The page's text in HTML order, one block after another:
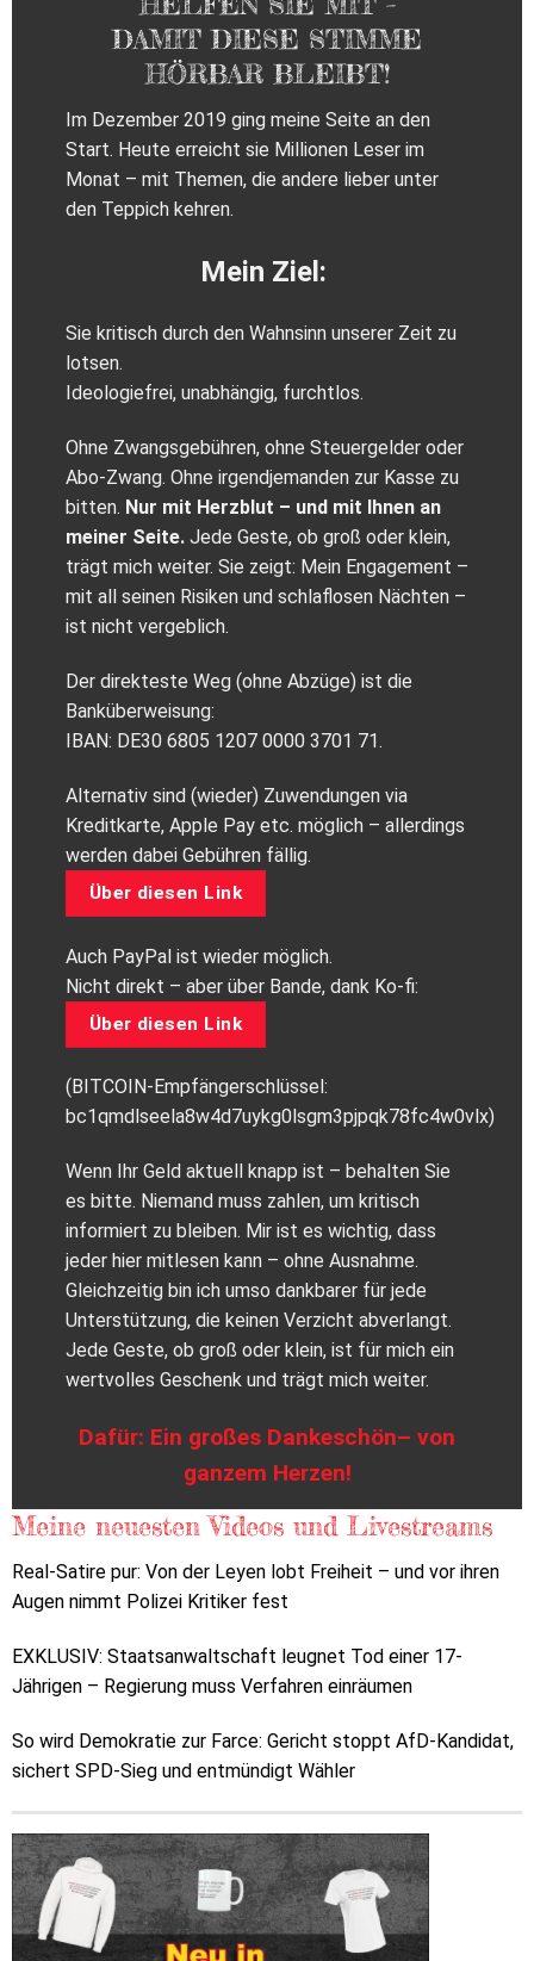
DAMIT DIESE STIMME
HÖRBAR BLEIBT!
Im Dezember 2019 ging meine Seite an den
Start. Heute erreicht sie Millionen Leser im
Monat – mit Themen, die andere lieber unter
den Teppich kehren.
Mein Ziel:
Sie kritisch durch den Wahnsinn unserer Zeit zu
lotsen.
Ideologiefrei, unabhängig, furchtlos.
Ohne Zwangsgebühren, ohne Steuergelder oder
Abo‑Zwang. Ohne irgendjemanden zur Kasse zu
bitten. Nur mit Herzblut – und mit Ihnen an
meiner Seite. Jede Geste, ob groß oder klein,
trägt mich weiter. Sie zeigt: Mein Engagement –
mit all seinen Risiken und schlaflosen Nächten –
ist nicht vergeblich.
Der direkteste Weg (ohne Abzüge) ist die
Banküberweisung:
IBAN: DE30 6805 1207 0000 3701 71.
Alternativ sind (wieder) Zuwendungen via
Kreditkarte, Apple Pay etc. möglich – allerdings
werden dabei Gebühren fällig.
Über diesen Link
Auch PayPal ist wieder möglich.
Nicht direkt – aber über Bande, dank Ko-fi:
Über diesen Link
(BITCOIN-Empfängerschlüssel:
bc1qmdlseela8w4d7uykg0lsgm3pjpqk78fc4w0vlx)
Wenn Ihr Geld aktuell knapp ist – behalten Sie
es bitte. Niemand muss zahlen, um kritisch
informiert zu bleiben. Mir ist es wichtig, dass
jeder hier mitlesen kann – ohne Ausnahme.
Gleichzeitig bin ich umso dankbarer für jede
Unterstützung, die keinen Verzicht abverlangt.
Jede Geste, ob groß oder klein, ist für mich ein
wertvolles Geschenk und trägt mich weiter.
Dafür: Ein großes Dankeschön– von
ganzem Herzen!
Meine neuesten Videos und Livestreams
Real-Satire pur: Von der Leyen lobt Freiheit – und vor ihren
Augen nimmt Polizei Kritiker fest
EXKLUSIV: Staatsanwaltschaft leugnet Tod einer 17-
Jährigen – Regierung muss Verfahren einräumen
So wird Demokratie zur Farce: Gericht stoppt AfD-Kandidat,
sichert SPD-Sieg und entmündigt Wähler